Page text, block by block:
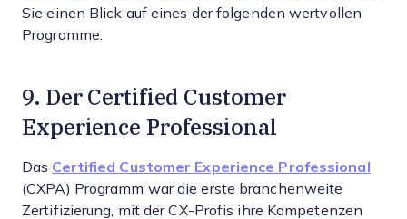
Sie einen Blick auf eines der folgenden wertvollen
Programme.
9. Der Certified Customer
Experience Professional
Das Certified Customer Experience Professional
(CXPA) Programm war die erste branchenweite
Zertifizierung, mit der CX-Profis ihre Kompetenzen